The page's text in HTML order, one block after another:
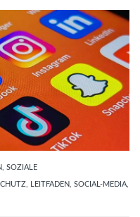
, SOZIALE
, LEITFADEN, SOCIAL-MEDIA,